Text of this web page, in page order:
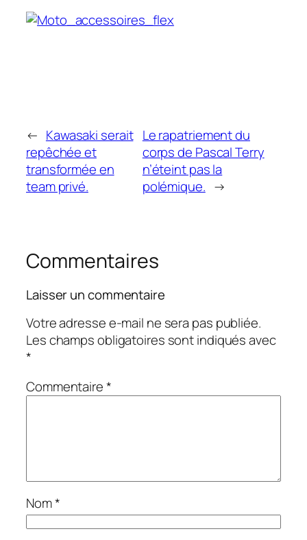
← Kawasaki serait
repêchée et
transformée en
team privé.
Le rapatriement du
corps de Pascal Terry
n’éteint pas la
polémique. →
Commentaires
Laisser un commentaire
Votre adresse e-mail ne sera pas publiée.
Les champs obligatoires sont indiqués avec
*
Commentaire*
Nom*